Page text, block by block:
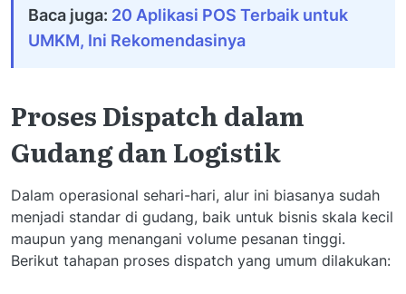
Baca juga: 20 Aplikasi POS Terbaik untuk
UMKM, Ini Rekomendasinya
Proses Dispatch dalam
Gudang dan Logistik
Dalam operasional sehari-hari, alur ini biasanya sudah
menjadi standar di gudang, baik untuk bisnis skala kecil
maupun yang menangani volume pesanan tinggi.
Berikut tahapan proses dispatch yang umum dilakukan: